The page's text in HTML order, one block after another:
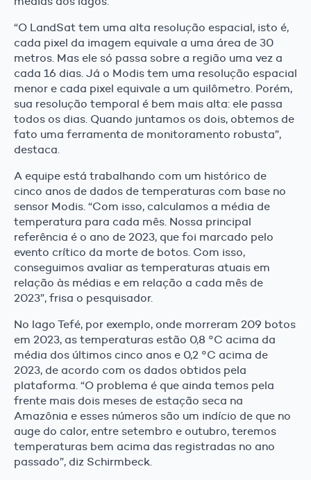
“O LandSat tem uma alta resolução espacial, isto é,
cada pixel da imagem equivale a uma área de 30
metros. Mas ele só passa sobre a região uma vez a
cada 16 dias. Já o Modis tem uma resolução espacial
menor e cada pixel equivale a um quilômetro. Porém,
sua resolução temporal é bem mais alta: ele passa
todos os dias. Quando juntamos os dois, obtemos de
fato uma ferramenta de monitoramento robusta”,
destaca.
A equipe está trabalhando com um histórico de
cinco anos de dados de temperaturas com base no
sensor Modis. “Com isso, calculamos a média de
temperatura para cada mês. Nossa principal
referência é o ano de 2023, que foi marcado pelo
evento crítico da morte de botos. Com isso,
conseguimos avaliar as temperaturas atuais em
relação às médias e em relação a cada mês de
2023”, frisa o pesquisador.
No lago Tefé, por exemplo, onde morreram 209 botos
em 2023, as temperaturas estão 0,8 °C acima da
média dos últimos cinco anos e 0,2 °C acima de
2023, de acordo com os dados obtidos pela
plataforma. “O problema é que ainda temos pela
frente mais dois meses de estação seca na
Amazônia e esses números são um indício de que no
auge do calor, entre setembro e outubro, teremos
temperaturas bem acima das registradas no ano
passado”, diz Schirmbeck.